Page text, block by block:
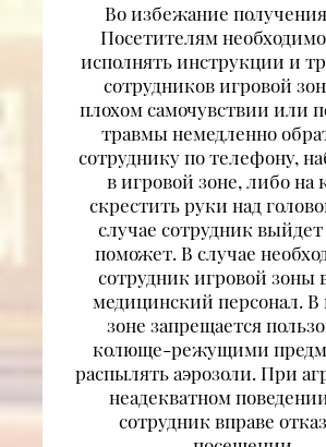
Во избежание
Посетителям
исполнять инструкции и
сотрудников игровой
плохом самочувствии или
травмы немедленно
сотруднику по телефону,
в игровой зоне, либо на
скрестить руки над
случае сотрудник
поможет. В случае
сотрудник игровой зоны
медицинский персонал. В
зоне запрещается
колюще-режущими
распылять аэрозоли. При
неадекватном
сотрудник вправе